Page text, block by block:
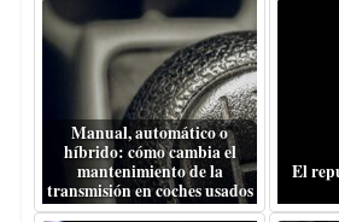
Manual, automático o
híbrido: cómo cambia el
mantenimiento de la
transmisión en coches usados
El